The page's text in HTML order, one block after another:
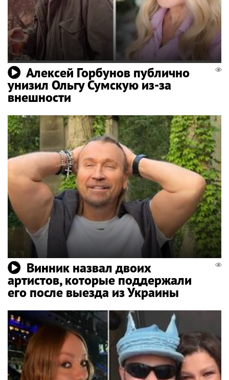
Алексей Горбунов публично
унизил Ольгу Сумскую из-за
внешности
Винник назвал двоих
артистов, которые поддержали
его после выезда из Украины